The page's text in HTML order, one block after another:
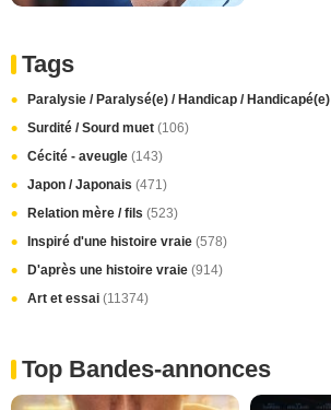
Tags
Paralysie / Paralysé(e) / Handicap / Handicapé(e)
Surdité / Sourd muet (106)
Cécité - aveugle (143)
Japon / Japonais (471)
Relation mère / fils (523)
Inspiré d'une histoire vraie (578)
D'après une histoire vraie (914)
Art et essai (11374)
Top Bandes-annonces